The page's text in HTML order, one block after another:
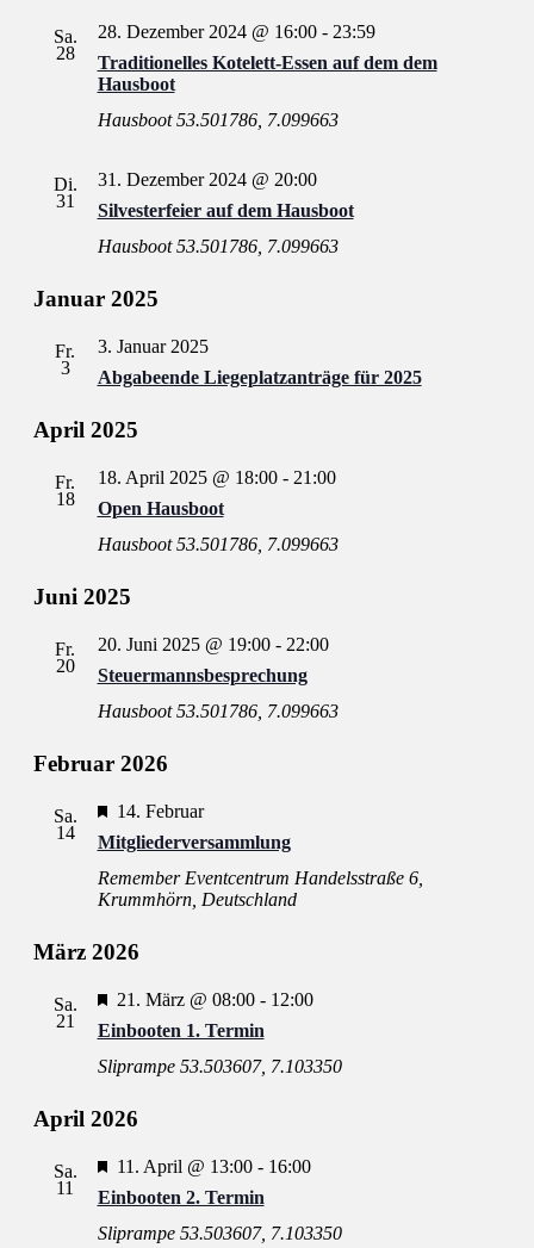
Sa.
28
Traditionelles Kotelett-Essen auf dem dem
Hausboot
28. Dezember 2024 @ 16:00- 23:59
Hausboot53.501786, 7.099663
Di.
31
Silvesterfeier auf dem Hausboot
31. Dezember 2024 @ 20:00
Hausboot53.501786, 7.099663
Januar 2025
Fr.
3
Abgabeende Liegeplatzanträge für 2025
3. Januar 2025
April 2025
Fr.
18
Open Hausboot
18. April 2025 @ 18:00- 21:00
Hausboot53.501786, 7.099663
Juni 2025
Fr.
20
Steuermannsbesprechung
20. Juni 2025 @ 19:00- 22:00
Hausboot53.501786, 7.099663
Februar 2026
Sa.
14
Mitgliederversammlung
Hervorgehoben
14. Februar
Remember Eventcentrum Handelsstraße 6,
Krummhörn, Deutschland
März 2026
Sa.
21
Einbooten 1. Termin
Hervorgehoben
21. März @ 08:00- 12:00
Sliprampe 53.503607, 7.103350
April 2026
Sa.
11
Einbooten 2. Termin
Hervorgehoben
11. April @ 13:00- 16:00
Sliprampe 53.503607, 7.103350